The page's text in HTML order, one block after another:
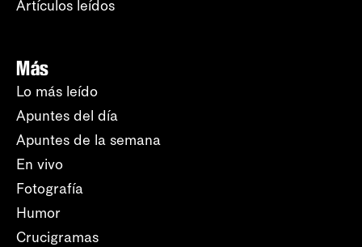
Artículos leídos
Más
Lo más leído
Apuntes del día
Apuntes de la semana
En vivo
Fotografía
Humor
Crucigramas